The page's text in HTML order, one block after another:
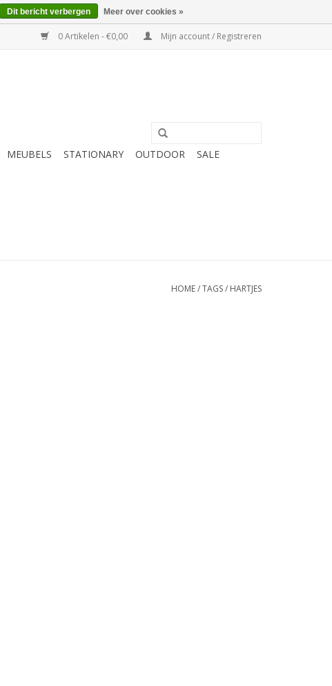
0 Artikelen - €0,00 Mijn account / Registreren
MEUBELS STATIONARY OUTDOOR
SALE
HOME/TAGS/ HARTJES
Dit bericht verbergen Meer over cookies »